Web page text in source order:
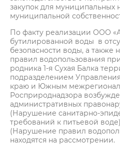
закупок для муниципальных
муниципальной
По факту реализации ООО
бутилированной воды в
безопасности воды, а
правил водопользования
родника 1-я Сухая Балка
подразделением
краю и Южным
Росприроднадзора
административных
(Нарушение санитарно-
требований к питьевой
(Нарушение правил
находятся на рассмотрении.